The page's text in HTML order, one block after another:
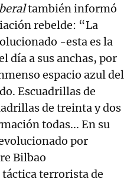
también informó
rebelde: “La
-esta es la
día a sus anchas, por
espacio azul del
Escuadrillas de
de treinta y dos
todas... En su
por
Bilbao
terrorista de